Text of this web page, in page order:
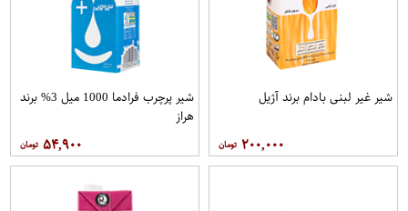
شیر غیر لبنی بادام برند آژیل
۲۰۰,۰۰۰
شیر پرچرب فرادما 1000 میل 3% برند
هراز
۵۴,۹۰۰